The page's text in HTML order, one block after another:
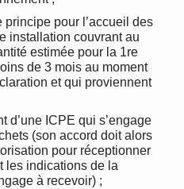
principe pour l’accueil des
installation couvrant au
estimée pour la 1re
de 3 mois au moment
et qui proviennent
d’une ICPE qui s’engage
(son accord doit alors
pour réceptionner
les indications de la
à recevoir) ;